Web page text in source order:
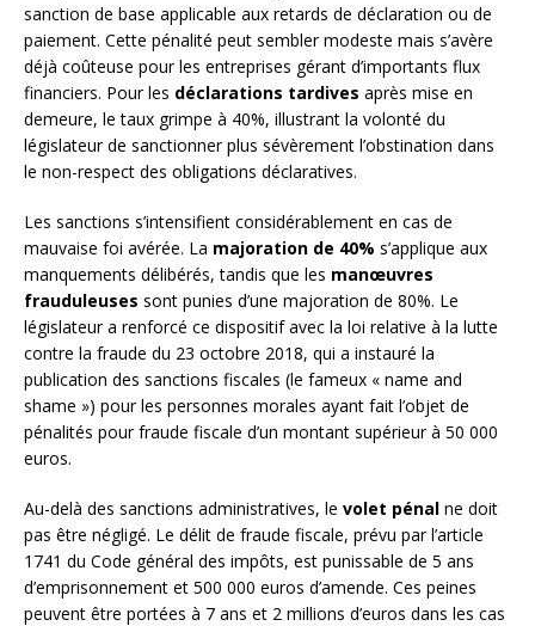
sanction de base applicable aux retards de déclaration ou de
paiement. Cette pénalité peut sembler modeste mais s’avère
déjà coûteuse pour les entreprises gérant d’importants flux
financiers. Pour les déclarations tardives après mise en
demeure, le taux grimpe à 40%, illustrant la volonté du
législateur de sanctionner plus sévèrement l’obstination dans
le non-respect des obligations déclaratives.
Les sanctions s’intensifient considérablement en cas de
mauvaise foi avérée. La majoration de 40% s’applique aux
manquements délibérés, tandis que les manœuvres
frauduleuses sont punies d’une majoration de 80%. Le
législateur a renforcé ce dispositif avec la loi relative à la lutte
contre la fraude du 23 octobre 2018, qui a instauré la
publication des sanctions fiscales (le fameux « name and
shame ») pour les personnes morales ayant fait l’objet de
pénalités pour fraude fiscale d’un montant supérieur à 50 000
euros.
Au-delà des sanctions administratives, le volet pénal ne doit
pas être négligé. Le délit de fraude fiscale, prévu par l’article
1741 du Code général des impôts, est punissable de 5 ans
d’emprisonnement et 500 000 euros d’amende. Ces peines
peuvent être portées à 7 ans et 2 millions d’euros dans les cas